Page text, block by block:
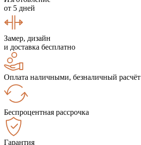
от 5 дней
Замер, дизайн
и доставка бесплатно
Оплата наличными, безналичный расчёт
Беспроцентная рассрочка
Гарантия